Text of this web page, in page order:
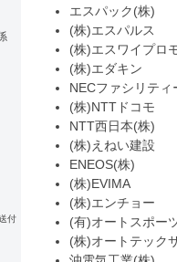
付
エスパック(株)
(株)エスパルス
(株)エスワイプロ
(株)エダキン
NECファシリティ
(株)NTTドコモ
NTT西日本(株)
(株)えねい建設
ENEOS(株)
(株)EVIMA
(株)エンチョー
(有)オートスポー
(株)オートテック